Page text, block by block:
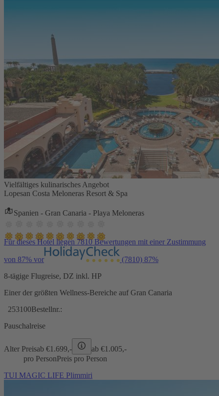
Vielfältiges kulinarisches Angebot
Lopesan Costa Meloneras Resort & Spa
Spanien - Gran Canaria - Playa Meloneras
Für dieses Hotel liegen 7810 Bewertungen mit einer Zustimmung
von 87% vor (7810) 87%
8-tägige Flugreise, DZ inkl. HP
Einer der größten Wellness-Bereiche auf Gran Canaria
253100Bestellnr.:
Pauschalreise
Alter Preisab €1.699,- ab €1.005,-
pro PersonPreis pro Person
TUI MAGIC LIFE Plimmiri